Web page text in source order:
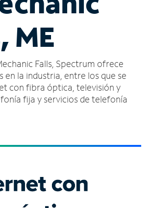
ME
Falls, Spectrum ofrece
en la industria, entre los que se
con fibra óptica, televisión y
fija y servicios de telefonía